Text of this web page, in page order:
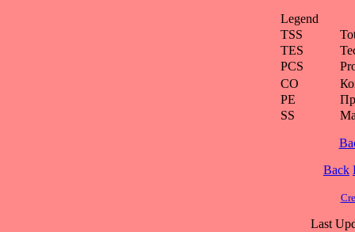
Legend
TSS
TES
PCS
CO
PE
SS
Back
Last